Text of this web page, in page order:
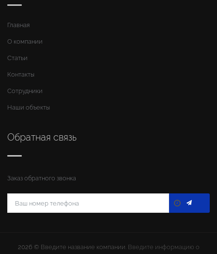
Главная
О компании
Статьи
Контакты
Сотрудники
Наши объекты
Обратная связь
Заказ обратного звонка
2026 © Введите название компании. Введите информацию о